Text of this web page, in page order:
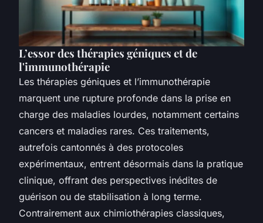
L’essor des thérapies géniques et de
l'immunothérapie
Les thérapies géniques et l’immunothérapie
marquent une rupture profonde dans la prise en
charge des maladies lourdes, notamment certains
cancers et maladies rares. Ces traitements,
autrefois cantonnés à des protocoles
expérimentaux, entrent désormais dans la pratique
clinique, offrant des perspectives inédites de
guérison ou de stabilisation à long terme.
Contrairement aux chimiothérapies classiques,